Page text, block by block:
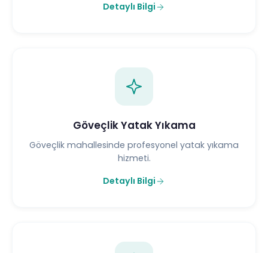
Detaylı Bilgi
Göveçlik Yatak Yıkama
Göveçlik mahallesinde profesyonel yatak yıkama
hizmeti.
Detaylı Bilgi